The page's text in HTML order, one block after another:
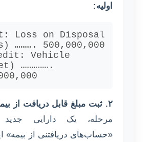
اولیه:
Loss on Disposal
………. 500,000,000
Vehicle
…………….
۲. ثبت مبلغ قابل دریافت از بیمه:
مرحله، یک دارایی
«حساب‌های دریافتنی از بیمه»